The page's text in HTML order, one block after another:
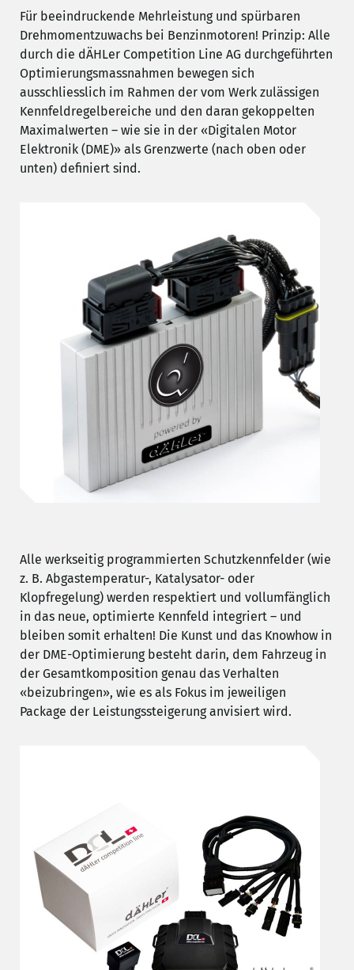
Für beeindruckende Mehrleistung und spürbaren
Drehmomentzuwachs bei Benzinmotoren! Prinzip: Alle
durch die dÄHLer Competition Line AG durchgeführten
Optimierungsmassnahmen bewegen sich
ausschliesslich im Rahmen der vom Werk zulässigen
Kennfeldregelbereiche und den daran gekoppelten
Maximalwerten – wie sie in der «Digitalen Motor
Elektronik (DME)» als Grenzwerte (nach oben oder
unten) definiert sind.
Alle werkseitig programmierten Schutzkennfelder (wie
z. B. Abgastemperatur-, Katalysator- oder
Klopfregelung) werden respektiert und vollumfänglich
in das neue, optimierte Kennfeld integriert – und
bleiben somit erhalten! Die Kunst und das Knowhow in
der DME-Optimierung besteht darin, dem Fahrzeug in
der Gesamtkomposition genau das Verhalten
«beizubringen», wie es als Fokus im jeweiligen
Package der Leistungssteigerung anvisiert wird.